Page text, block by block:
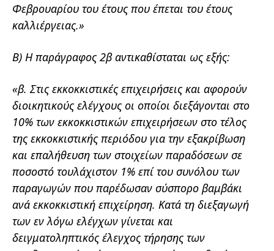
Φεβρουαρίου του έτους που έπεται του έτους
καλλιέργειας.»
Β) Η παράγραφος 2β αντικαθίσταται ως εξής:
«β. Στις εκκοκκιστικές επιχειρήσεις και αφορούν
διοικητικούς ελέγχους οι οποίοι διεξάγονται στο
10% των εκκοκκιστικών επιχειρήσεων στο τέλος
της εκκοκκιστικής περιόδου για την εξακρίβωση
και επαλήθευση των στοιχείων παραδόσεων σε
ποσοστό τουλάχιστον 1% επίτου συνόλου των
παραγωγών που παρέδωσαν σύσπορο βαμβάκι
ανά εκκοκκιστική επιχείρηση. Κατά τη διεξαγωγή
των εν λόγω ελέγχων γίνεται και
δειγματοληπτικός έλεγχος τήρησης των